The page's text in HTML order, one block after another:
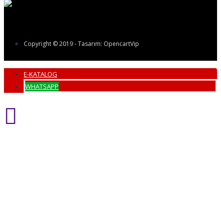
Copyright © 2019 - Tasarım: OpencartVip
E-KATALOG
WHATSAPP